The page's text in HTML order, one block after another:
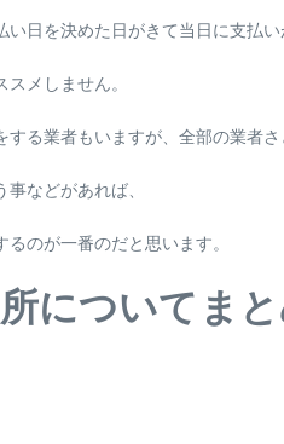
日を決めた日がきて当日に支払
メしません。
る業者もいますが、全部の業者さ
などがあれば、
のが一番のだと思います。
についてま